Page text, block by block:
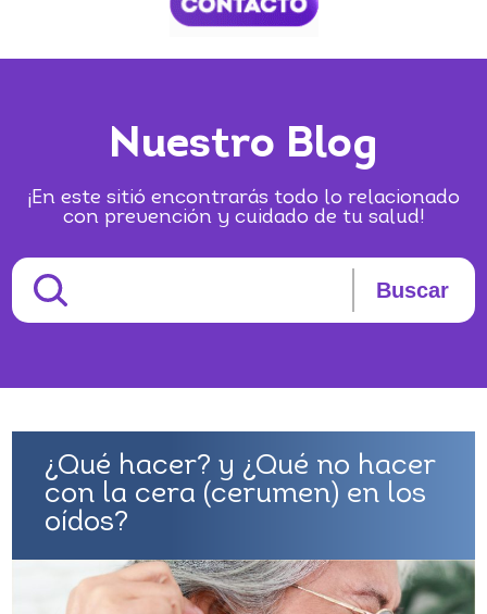
Nuestro Blog
¡En este sitió encontrarás todo lo relacionado
con prevención y cuidado de tu salud!
Buscar
¿Qué hacer? y ¿Qué no hacer
con la cera (cerumen) en los
oídos?